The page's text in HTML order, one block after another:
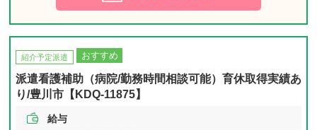
紹介予定派遣 おすすめ
派遣看護補助（病院/勤務時間相談可能）育休取得実績あ
り/豊川市【KDQ-11875】
給与